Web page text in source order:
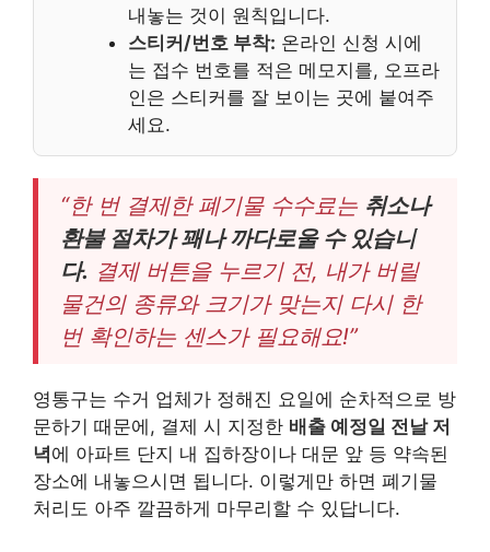
내놓는 것이 원칙입니다.
스티커/번호 부착: 온라인 신청 시에
는 접수 번호를 적은 메모지를, 오프라
인은 스티커를 잘 보이는 곳에 붙여주
세요.
“한 번 결제한 폐기물 수수료는 취소나
환불 절차가 꽤나 까다로울 수 있습니
다. 결제 버튼을 누르기 전, 내가 버릴
물건의 종류와 크기가 맞는지 다시 한
번 확인하는 센스가 필요해요!”
영통구는 수거 업체가 정해진 요일에 순차적으로 방
문하기 때문에, 결제 시 지정한 배출 예정일 전날 저
녁에 아파트 단지 내 집하장이나 대문 앞 등 약속된
장소에 내놓으시면 됩니다. 이렇게만 하면 폐기물
처리도 아주 깔끔하게 마무리할 수 있답니다.